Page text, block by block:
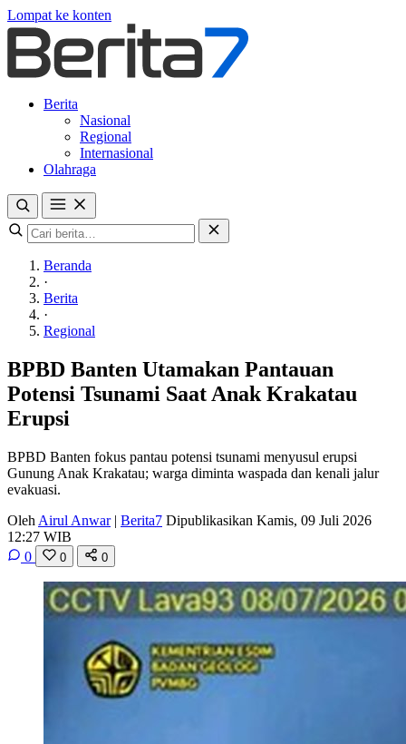
Lompat ke konten
Berita
Nasional
Regional
Internasional
Olahraga
Beranda
·
Berita
·
Regional
BPBD Banten Utamakan Pantauan
Potensi Tsunami Saat Anak Krakatau
Erupsi
BPBD Banten fokus pantau potensi tsunami menyusul erupsi
Gunung Anak Krakatau; warga diminta waspada dan kenali jalur
evakuasi.
Oleh Airul Anwar | Berita7 Dipublikasikan Kamis, 09 Juli 2026
12:27 WIB
0
0 0